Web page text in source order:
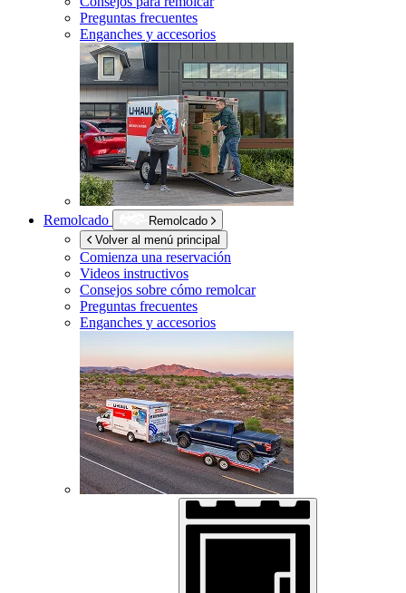
Preguntas frecuentes
Enganches y accesorios
Remolcado
Remolcado
Volver al menú principal
Comienza una reservación
Videos instructivos
Consejos sobre cómo remolcar
Preguntas frecuentes
Enganches y accesorios